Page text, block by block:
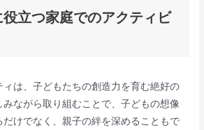
立つ家庭でのアクティビ
は、子どもたちの創造力を育む絶好の
ながら取り組むことで、子どもの想像
けでなく、親子の絆を深めることもで